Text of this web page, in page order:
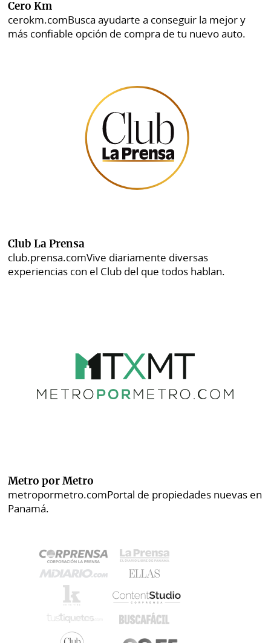
Cero Km
cerokm.comBusca ayudarte a conseguir la mejor y
más confiable opción de compra de tu nuevo auto.
Club La Prensa
club.prensa.comVive diariamente diversas
experiencias con el Club del que todos hablan.
Metro por Metro
metropormetro.comPortal de propiedades nuevas en
Panamá.